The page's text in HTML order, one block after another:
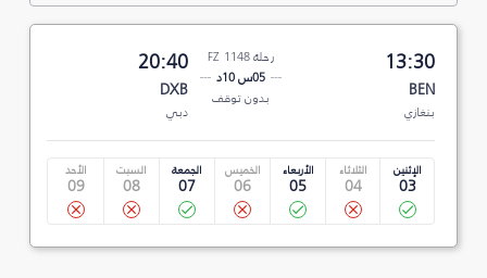
13:30
BEN
بنغازي
رحلة FZ 1148
05س 10د
بدون توقف
20:40
DXB
دبي
الإثنين
03
الثلاثاء
04
الأربعاء
05
الخميس
06
الجمعة
07
السبت
08
الأحد
09